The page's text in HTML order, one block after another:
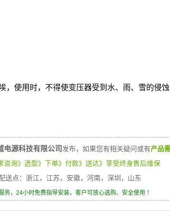
，使用时，不得使变压器受到水、雨、雪的侵
电源科技有限公司发布，如果您有相关疑问或有产品
咨询》选型》下单》付款》送达》享受终身售后维保
送点：浙江，江苏，安徽，河南，深圳，山东
，24小时免费指导安装，客户可放心选购、安全使用 ！